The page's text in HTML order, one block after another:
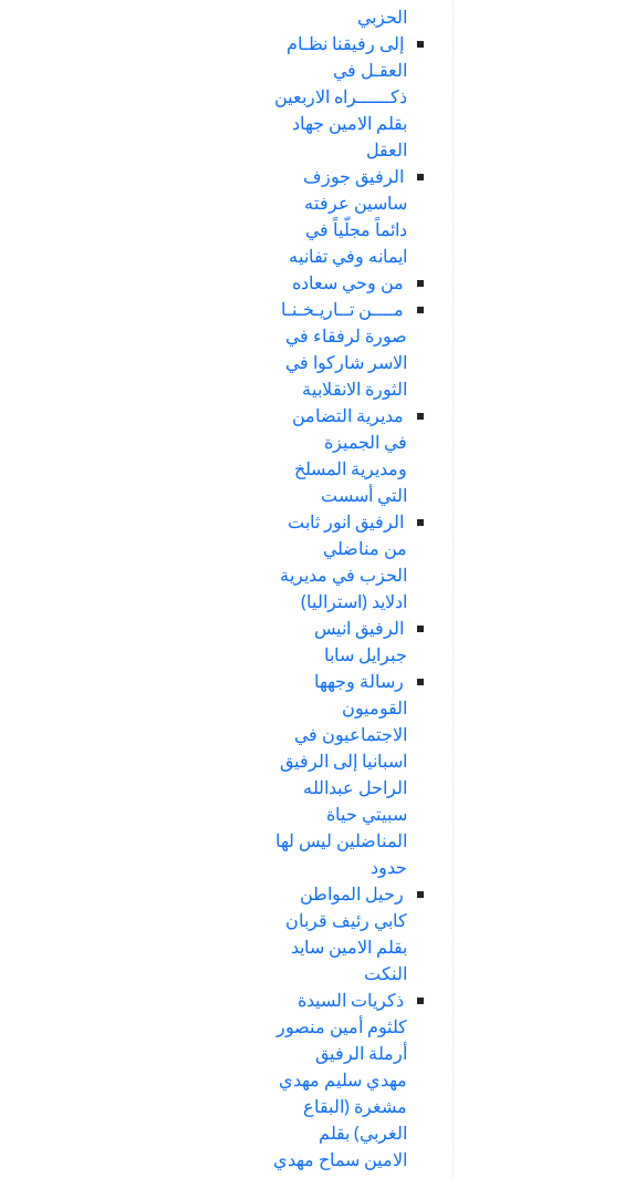
الحزبي
إلى رفيقنا نظـام
العقـل في
ذكــــــراه الاربعين
بقلم الامين جهاد
العقل
الرفيق جوزف
ساسين عرفته
دائماً مجلّياً في
ايمانه وفي تفانيه
من وحي سعاده
مــــن تــاريـخـنـا
صورة لرفقاء في
الاسر شاركوا في
الثورة الانقلابية
مديرية التضامن
في الجميزة
ومديرية المسلخ
التي أسست
الرفيق انور ثابت
من مناضلي
الحزب في مديرية
ادلايد (استراليا)
الرفيق انيس
جبرايل سابا
رسالة وجهها
القوميون
الاجتماعيون في
اسبانيا إلى الرفيق
الراحل عبدالله
سبيتي حياة
المناضلين ليس لها
حدود
رحيل المواطن
كابي رئيف قربان
بقلم الامين سايد
النكت
ذكريات السيدة
كلثوم أمين منصور
أرملة الرفيق
مهدي سليم مهدي
مشغرة (البقاع
الغربي) بقلم
الامين سماح مهدي